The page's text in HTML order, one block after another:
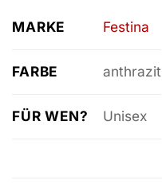
MARKE Festina
FARBE anthrazit
FÜR WEN? Unisex